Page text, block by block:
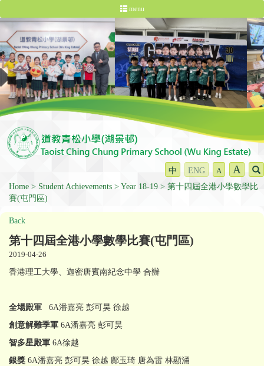
menu
中 ENG A A
Home Student Achievements Year 18-19
第十四屆全港小學數學比
賽(屯門區)
Back
第十四屆全港小學數學比賽(屯門區)
2019-04-26
香港理工大學、迦密唐賓南紀念中學 合辦
全場殿軍 6A潘嘉亮 彭可昊 徐越
創意解難季軍 6A潘嘉亮 彭可昊
智多星殿軍 6A徐越
銀獎 6A潘嘉亮 彭可昊 徐越 鄺玉琦 唐為雷 林顯涌